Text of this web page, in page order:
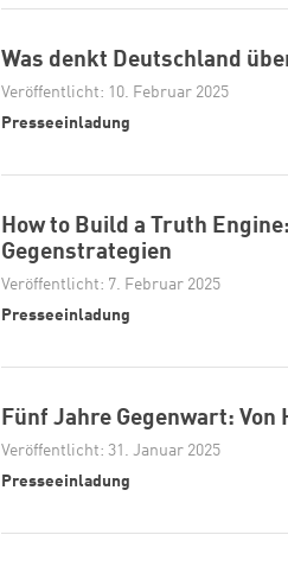
Was denkt Deutschland
Veröffentlicht: 10. Februar 2025
Presseeinladung
How to Build a Truth
Gegenstrategien
Veröffentlicht: 7. Februar 2025
Presseeinladung
Fünf Jahre Gegenwart:
Veröffentlicht: 31. Januar 2025
Presseeinladung